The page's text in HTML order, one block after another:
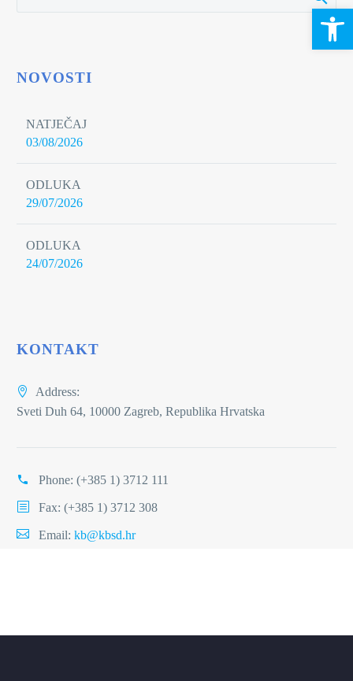
NOVOSTI
NATJEČAJ
03/08/2026
ODLUKA
29/07/2026
ODLUKA
24/07/2026
KONTAKT
Address:
Sveti Duh 64, 10000 Zagreb, Republika Hrvatska
Phone: (+385 1) 3712 111
Fax: (+385 1) 3712 308
Email: kb@kbsd.hr